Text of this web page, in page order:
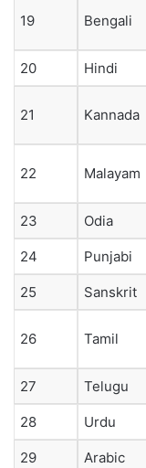
19 Bengali
20 Hindi
21 Kannada
22 Malayam
23 Odia
24 Punjabi
25 Sanskrit
26 Tamil
27 Telugu
28 Urdu
29 Arabic